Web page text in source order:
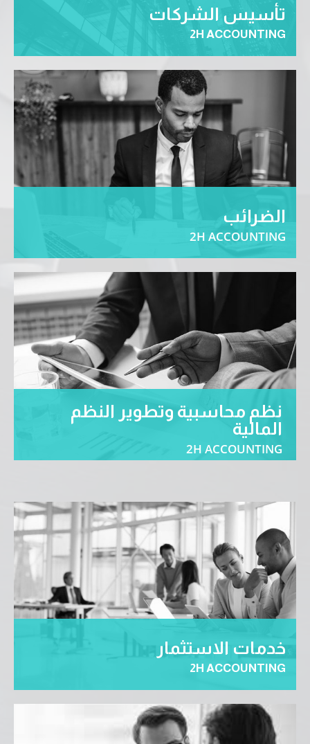
تأسيس الشركات
2H ACCOUNTING
التأسيس للشركات … المزيد
الضرائب
2H ACCOUNTING
بعد مراجعة القوائم المالية – تجهيز المستندات للفحص
الضريبي- مراجعة إقرارات ضرائب القيمة المضافة الشهرية
نظم محاسبية وتطوير النظم
المالية
2H ACCOUNTING
خدمات الاستثمار
2H ACCOUNTING
للجهالة, دراسات التحليل المالى و استخدام مؤشرات الاداء
الرئيسية
… المزيد